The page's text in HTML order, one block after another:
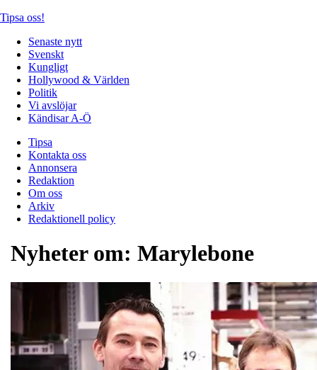
Tipsa oss!
Senaste nytt
Svenskt
Kungligt
Hollywood & Världen
Politik
Vi avslöjar
Kändisar A-Ö
Tipsa
Kontakta oss
Annonsera
Redaktion
Om oss
Arkiv
Redaktionell policy
Nyheter om: Marylebone